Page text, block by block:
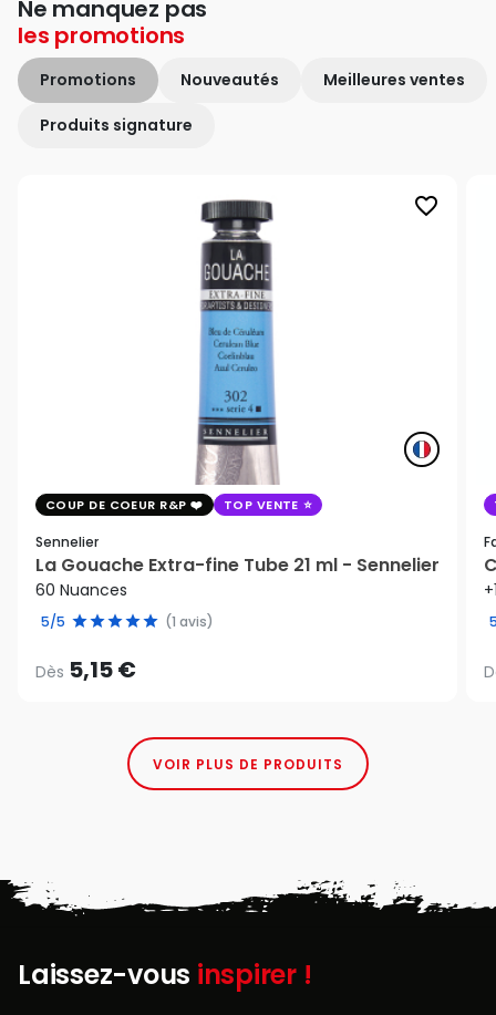
Ne manquez pas
les promotions
Promotions Nouveautés Meilleures ventes
Produits signature
favorite_border
COUP DE COEUR R&P TOP VENTE
Sennelier
La Gouache Extra-fine Tube 21 ml - Sennelier
60 Nuances
5/5 (1 avis)
Dès 5,15 €
VOIR PLUS DE PRODUITS
Laissez-vous inspirer !